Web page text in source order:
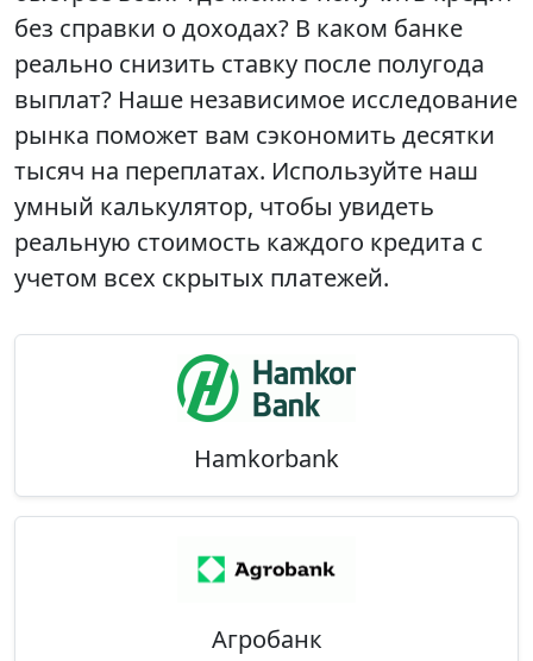
без справки о доходах? В каком банке
реально снизить ставку после полугода
выплат? Наше независимое исследование
рынка поможет вам сэкономить десятки
тысяч на переплатах. Используйте наш
умный калькулятор, чтобы увидеть
реальную стоимость каждого кредита с
учетом всех скрытых платежей.
Hamkorbank
Агробанк